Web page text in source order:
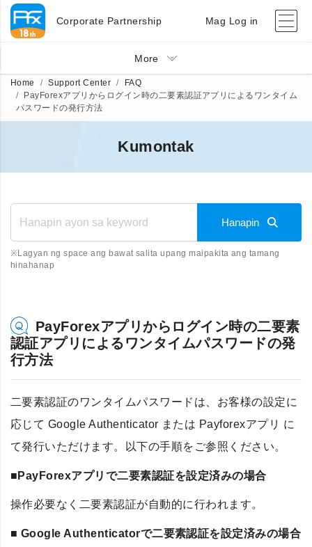
Corporate Partnership Mag Log in
More
Home Support Center
FAQ
PayForexアプリからログイン時の二要素認証アプリによるワンタイム
パスワードの発行方法
Kumontak
Hanapin
※Lagyan ng space ang bawat salita upang maipakita ang tamang
hinahanap
PayForexアプリからログイン時の二要素
認証アプリによるワンタイムパスワードの発
行方法
二要素認証のワンタイムパスワードは、お客様の設定に
応じて Google Authenticator または Payforexアプリ に
て発行いただけます。以下の手順をご参照ください。
■PayForexアプリで二要素認証を設定済みの場合
操作必要なく二要素認証が自動的に行われます。
■ Google Authenticatorで二要素認証を設定済みの場合